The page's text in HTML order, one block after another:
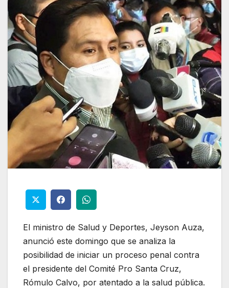
El ministro de Salud y Deportes, Jeyson Auza,
anunció este domingo que se analiza la
posibilidad de iniciar un proceso penal contra
el presidente del Comité Pro Santa Cruz,
Rómulo Calvo, por atentado a la salud pública.